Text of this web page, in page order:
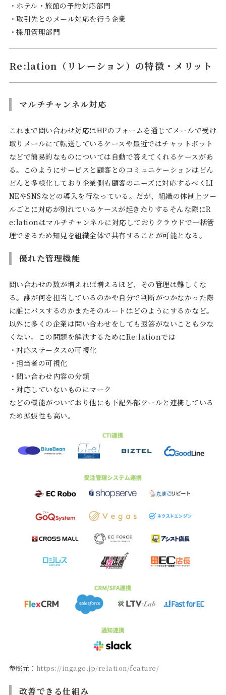
・ホテル・旅館の予約対応部門
・取引先とのメール対応を行う企業
・採用管理部門
Re:lation（リレーション）の特徴・メリット
マルチチャンネル対応
これまで問い合わせ対応はHPのフォームを通じてメールで受け
取りメールにて転送しているケースや最近ではチャットボット
などで簡易的なものについては自動で答えてくれるケースがあ
る。このようにサービスと顧客とのコミュニケーションはどん
どんと多様化しており企業側も顧客のニーズに対応するべくLI
NEやSNSなどの導入を行なっている。だが、組織の体制上ツー
ルごとに対応が別れているケースが起きたりするそんな際にR
e:lationはマルチチャンネルに対応しておりクラウドで一括管
理できるため知見を組織全体で共有することが可能となる。
優れた管理機能
問い合わせの数が増えれば増えるほど、その管理は難しくな
る。誰が何を担当しているのかや自分で判断がつかなかった際
に誰にパスするのかまたそのルートはどのようにするかなど。
以外に多くの企業は問い合わせをしても返答がないことも少な
くない。この問題を解決するためにRe:lationでは
・対応ステータスの可視化
・担当者の可視化
・問い合わせ内容の分類
・対応していないものにマーク
などの機能がついており他にも下記外部ツールと連携している
ため拡張性も高い。
参照元： https://ingage.jp/relation/feature/
改善できる仕組み